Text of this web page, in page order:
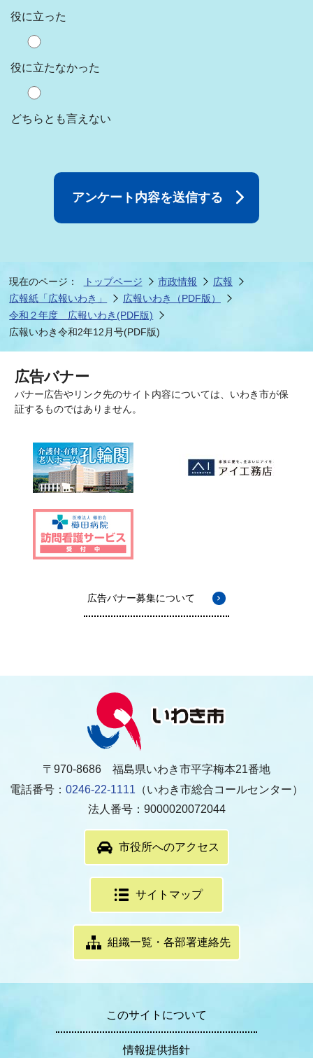
役に立った
役に立たなかった
どちらとも言えない
現在のページ： トップページ 市政情報
広報
広報紙「広報いわき」
広報いわき（PDF版）
令和２年度 広報いわき(PDF版)
広報いわき令和2年12月号(PDF版)
広告バナー
バナー広告やリンク先のサイト内容については、いわき市が保
証するものではありません。
広告バナー募集について
〒970-8686 福島県いわき市平字梅本21番地
電話番号： 0246-22-1111 （いわき市総合コールセンター）
法人番号：9000020072044
市役所へのアクセス
サイトマップ
組織一覧・各部署連絡先
このサイトについて
情報提供指針